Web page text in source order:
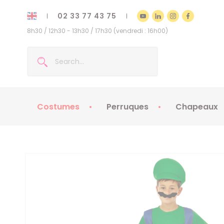
02 33 77 43 75
8h30 / 12h30 - 13h30 / 17h30 (vendredi : 16h00)
Costumes Perruques Chapeaux